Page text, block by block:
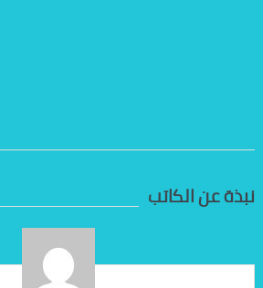
نبذة عن الكاتب